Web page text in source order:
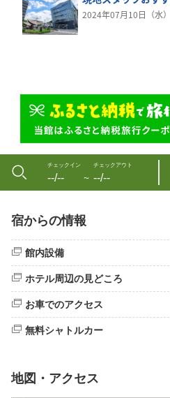
2024年07月10日（水）
チェックイン
--/-- 〜
チェックアウト
--/--
宿からの情報
館内設備
ホテル周辺の見どころ
お車でのアクセス
無料シャトルカー
地図・アクセス